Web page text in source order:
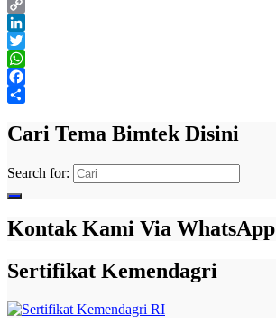
Copy
Link
LinkedIn
Twitter
WhatsApp
Facebook
Cari Tema Bimtek Disini
Search for:
Kontak Kami Via WhatsApp
Sertifikat Kemendagri